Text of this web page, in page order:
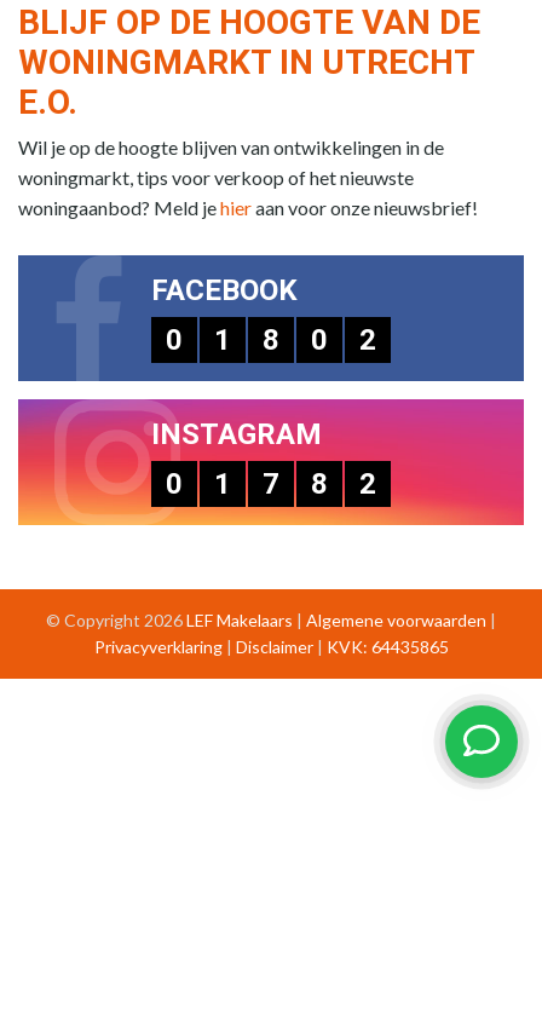
BLIJF OP DE HOOGTE VAN DE
WONINGMARKT IN UTRECHT
E.O.
Wil je op de hoogte blijven van ontwikkelingen in de
woningmarkt, tips voor verkoop of het nieuwste
woningaanbod? Meld jehieraan voor onze nieuwsbrief!
FACEBOOK
0
1 8 0 2
INSTAGRAM
0
1 7 8 2
© Copyright 2026LEF Makelaars | Algemene voorwaarden |
Privacyverklaring| Disclaimer| KVK: 64435865